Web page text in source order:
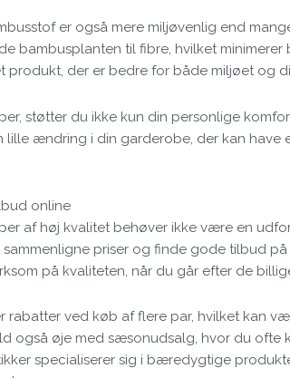
er også mere miljøvenlig end
bambusplanten til fibre, hvilket
produkt, der er bedre for både miljøet og
støtter du ikke kun din personlige
ændring i din garderobe, der kan have
online
af høj kvalitet behøver ikke være en
sammenligne priser og finde gode tilbud
på kvaliteten, når du går efter de
rabatter ved køb af flere par, hvilket kan
også øje med sæsonudsalg, hvor du ofte
specialiserer sig i bæredygtige